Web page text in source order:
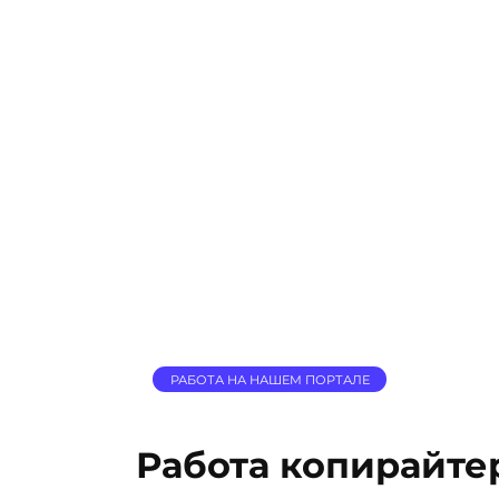
РАБОТА НА НАШЕМ ПОРТАЛЕ
Работа